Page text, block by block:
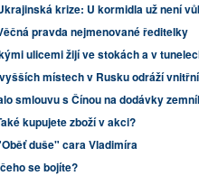
krize: U kormidla už není
pravda nejmenované ředitelky
ulicemi žijí ve stokách a v
místech v Rusku odráží
smlouvu s Čínou na dodávky
kupujete zboží v akci?
duše" cara Vladimíra
se bojíte?